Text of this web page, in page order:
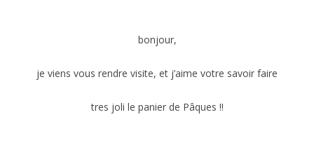
bonjour,
je viens vous rendre visite, et j’aime votre savoir faire
tres joli le panier de Pâques !!